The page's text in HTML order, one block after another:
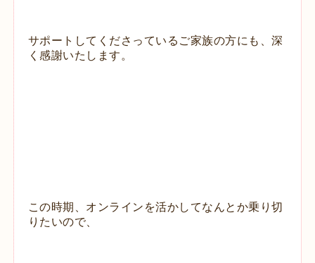
サポートしてくださっているご家族の方にも、深
く感謝いたします。
この時期、オンラインを活かしてなんとか乗り切
りたいので、